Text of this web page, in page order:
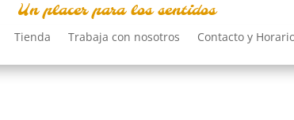
Un placer para los sentidos
Tienda Trabaja con nosotros Contacto y